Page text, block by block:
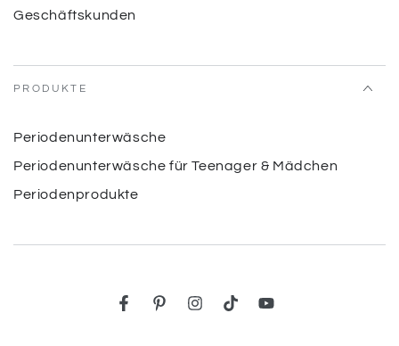
Geschäftskunden
PRODUKTE
Periodenunterwäsche
Periodenunterwäsche für Teenager & Mädchen
Periodenprodukte
FacebookPinterestInstagramTikTokYouTube